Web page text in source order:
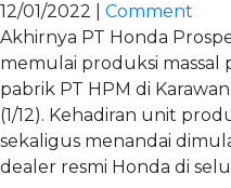
12/01/2022 | Comment
Akhirnya PT Honda
memulai produksi massal
pabrik PT HPM di
(1/12). Kehadiran unit
sekaligus menandai
dealer resmi Honda di